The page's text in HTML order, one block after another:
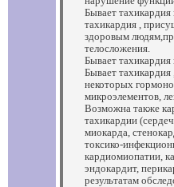
Бывает тахикардия
тахикардия ,
здоровым
телосложения.
Бывает
Бывает тахикардия
некоторых
микроэлементов,
Возможна также
тахикардии
миокарда,
токсико-
кардиомиопатии,
эндокардит,
результатам